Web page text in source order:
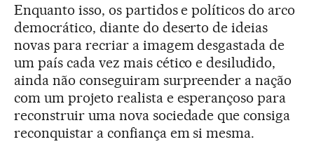
Enquanto isso, os partidos e políticos do arco
democrático, diante do deserto de ideias
novas para recriar a imagem desgastada de
um país cada vez mais cético e desiludido,
ainda não conseguiram surpreender a nação
com um projeto realista e esperançoso para
reconstruir uma nova sociedade que consiga
reconquistar a confiança em si mesma.